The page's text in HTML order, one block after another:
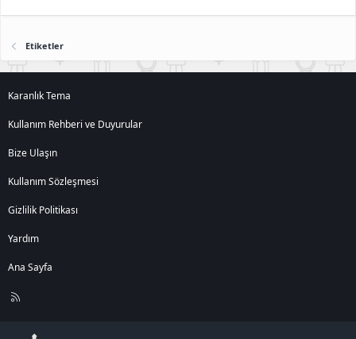
Etiketler
Karanlık Tema
Kullanım Rehberi ve Duyurular
Bize Ulaşın
Kullanım Sözleşmesi
Gizlilik Politikası
Yardım
Ana Sayfa
R